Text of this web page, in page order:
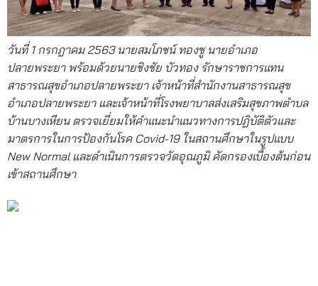
วันที่ 1 กรกฎาคม 2563 นายสมโภชน์ ทองชู นายอำเภอ
ปลายพระยา พร้อมด้วยนายชิงชัย บัวทอง รักษาราชการแทน
สาธารณสุขอำเภอปลายพระยา เจ้าหน้าที่สำนักงานสาธารณสุข
อำเภอปลายพระยา และเจ้าหน้าที่โรงพยาบาลส่งเสริมสุขภาพตำบล
บ้านบางเหียน ตรวจเยี่ยมให้คำแนะนำแนวทางการปฏิบัติตัวและ
มาตรการในการป้องกันโรค Covid-19 ในสถานศึกษาในรูปแบบ
New Normal และดำเนินการตรวจวัดอุณภูมิ คัดกรองเบื้องต้นก่อน
เข้าสถานศึกษา